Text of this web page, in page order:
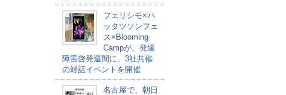
フェリシモ×ハ
ッタツソンフェ
ス×Blooming
Campが、発達
障害啓発週間に、3社共催
の対話イベントを開催
名古屋で、朝日